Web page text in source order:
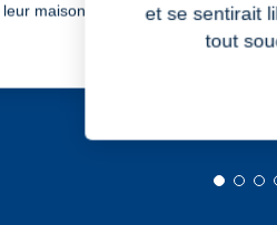
et se sentirait
tout
leur maison de famille.